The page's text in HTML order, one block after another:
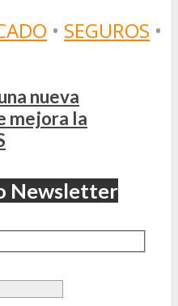
• SEGUROS •
nueva
mejora la
Newsletter